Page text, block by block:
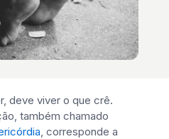
deve viver o que crê.
também chamado
, corresponde a